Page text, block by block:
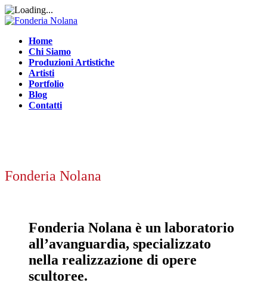
Home
Chi Siamo
Produzioni Artistiche
Artisti
Portfolio
Blog
Contatti
Fonderia Nolana
Fonderia Nolana è un laboratorio
all’avanguardia, specializzato
nella realizzazione di opere
scultoree.